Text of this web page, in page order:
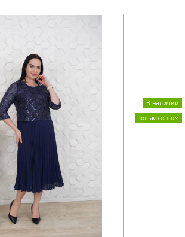
Только оптом
В наличии